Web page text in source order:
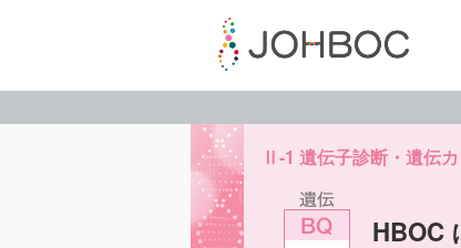
Ⅱ-1 遺伝子診断・遺伝
HBOC